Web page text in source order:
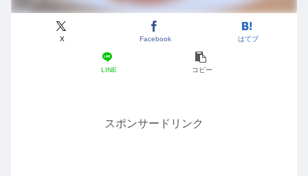
X Facebook はてブ
LINE コピー
スポンサードリンク